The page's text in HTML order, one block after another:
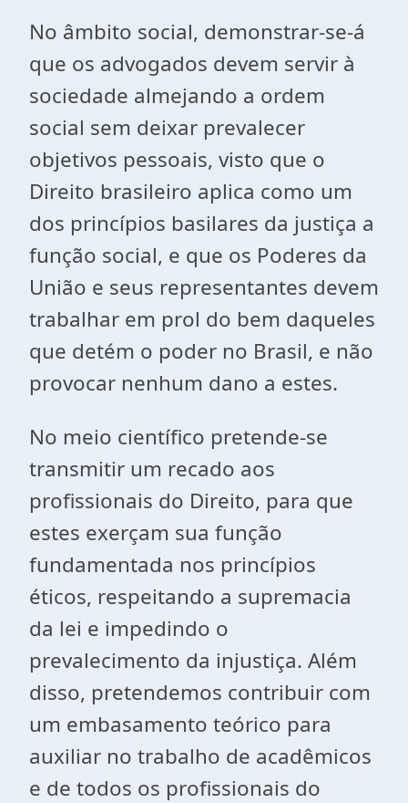
No âmbito social, demonstrar-se-á
que os advogados devem servir à
sociedade almejando a ordem
social sem deixar prevalecer
objetivos pessoais, visto que o
Direito brasileiro aplica como um
dos princípios basilares da justiça a
função social, e que os Poderes da
União e seus representantes devem
trabalhar em prol do bem daqueles
que detém o poder no Brasil, e não
provocar nenhum dano a estes.
No meio científico pretende-se
transmitir um recado aos
profissionais do Direito, para que
estes exerçam sua função
fundamentada nos princípios
éticos, respeitando a supremacia
da lei e impedindo o
prevalecimento da injustiça. Além
disso, pretendemos contribuir com
um embasamento teórico para
auxiliar no trabalho de acadêmicos
e de todos os profissionais do